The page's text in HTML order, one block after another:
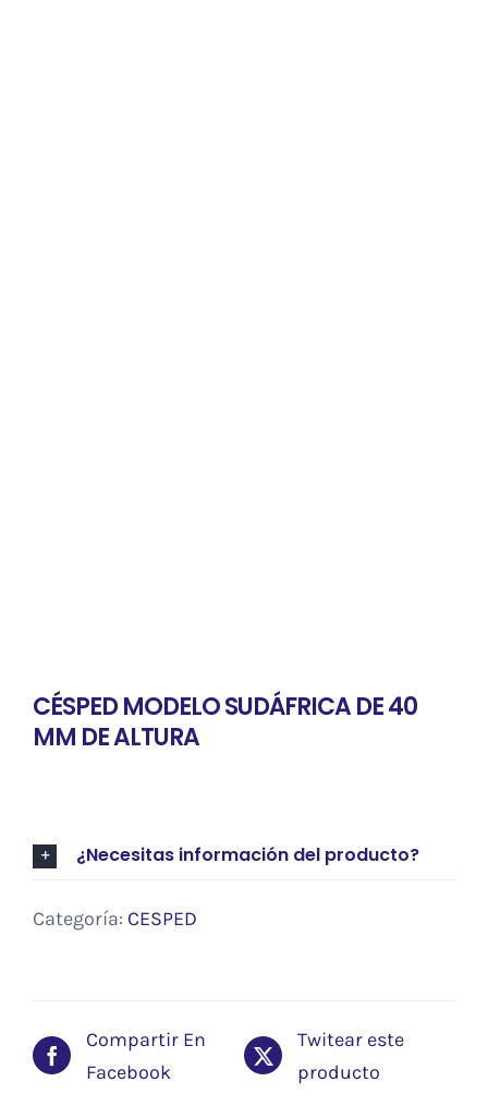
CÉSPED MODELO SUDÁFRICA DE 40
MM DE ALTURA
¿Necesitas información del producto?
Categoría: CESPED
Compartir En
Facebook
Twitear este
producto